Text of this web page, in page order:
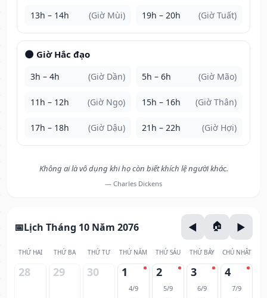
13h – 14h (Giờ Mùi) 19h – 20h (Giờ Tuất)
🌑 Giờ Hắc đạo
3h – 4h (Giờ Dần) 5h – 6h (Giờ Mão)
11h – 12h (Giờ Ngọ) 15h – 16h (Giờ Thân)
17h – 18h (Giờ Dậu) 21h – 22h (Giờ Hợi)
Không ai là vô dụng khi họ còn biết khích lệ người khác.
— Charles Dickens
Lịch Tháng 10 Năm 2076
THỨ HAI THỨ BA THỨ TƯ THỨ NĂM THỨ SÁU THỨ BẢY CHỦ NHẬT
28 29 30 1
4/9
2
5/9
3
6/9
4
7/9